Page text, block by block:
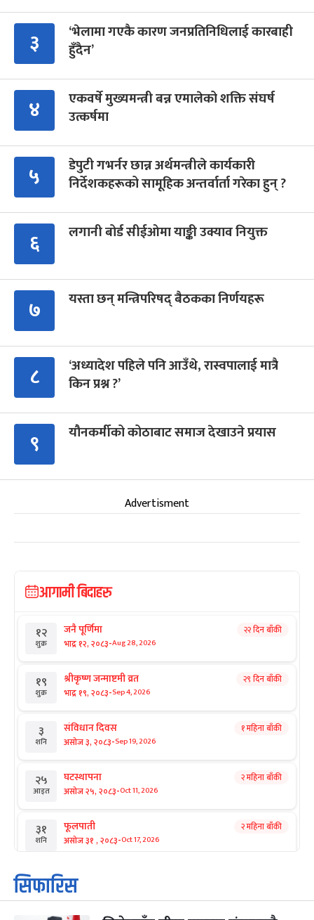
३
‘भेलामा गएकै कारण जनप्रतिनिधिलाई कारबाही
हुँदैन’
४
एकवर्षे मुख्यमन्त्री बन्न एमालेको शक्ति संघर्ष
उत्कर्षमा
५
डेपुटी गभर्नर छान्न अर्थमन्त्रीले कार्यकारी
निर्देशकहरूको सामूहिक अन्तर्वार्ता गरेका हुन् ?
६ लगानी बोर्ड सीईओमा याङ्की उक्याव नियुक्त
७ यस्ता छन् मन्त्रिपरिषद् बैठकका निर्णयहरू
८
‘अध्यादेश पहिले पनि आउँथे, रास्वपालाई मात्रै
किन प्रश्न ?’
९ यौनकर्मीको कोठाबाट समाज देखाउने प्रयास
Advertisment
आगामी बिदाहरु
१२
शुक्र
जनै पूर्णिमा
भाद्र १२, २०८३-Aug 28, 2026
२२ दिन बाँकी
१९
शुक्र
श्रीकृष्ण जन्माष्टमी व्रत
भाद्र १९, २०८३-Sep 4, 2026
२९ दिन बाँकी
३
शनि
संविधान दिवस
असोज ३, २०८३-Sep 19, 2026
१ महिना बाँकी
२५
आइत
घटस्थापना
असोज २५, २०८३-Oct 11, 2026
२ महिना बाँकी
३१
शनि
फूलपाती
असोज ३१ , २०८३-Oct 17, 2026
२ महिना बाँकी
१
आइत
कार्तिक सङ्क्रान्ति
कार्तिक १, २०८३
सिफारिस